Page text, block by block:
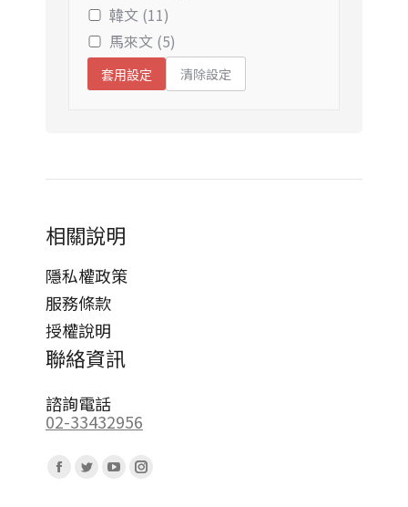
韓文 (11)
馬來文 (5)
套用設定 清除設定
相關說明
隱私權政策
服務條款
授權說明
聯絡資訊
諮詢電話
02-33432956
Facebook
TwitterYouTubeInstagram